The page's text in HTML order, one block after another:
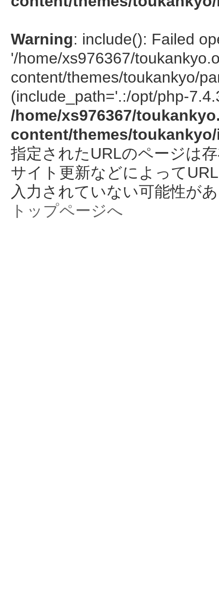
Warning: include(): Failed
'/home/xs976367/
content/themes/toukankyo/
(include_path='.:/opt/php-
/home/xs976367/
content/themes/
指定されたURLのページは
サイト更新などによって
入力されていない可能性が
トップページへ